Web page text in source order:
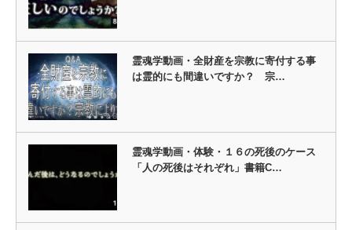
霊魂学動画・全財産を宗教に寄付する事
は霊的にも間違いですか？ 宗…
霊魂学動画・体験・１６の死後のケース
「人の死後はそれぞれ」書籍C…